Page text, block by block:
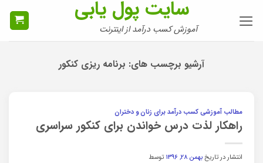
سایت پول یابی
آموزش کسب درآمد از اینترنت
آرشیو برچسب های: برنامه ریزی کنکور
مطالب آموزشی کسب درآمد برای زنان و دختران
راهکار لذت درس خواندن برای کنکور سراسری
انتشار در تاریخبهمن ۲۸, ۱۳۹۶ توسط